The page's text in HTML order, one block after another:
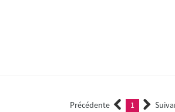
Précédente 1 (current)